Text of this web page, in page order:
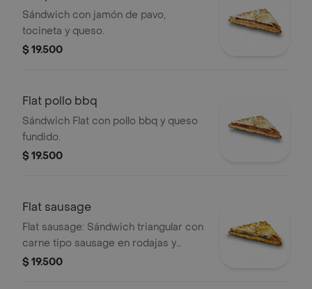
Sándwich con jamón de pavo,
tocineta y queso.
$ 19.500
Flat pollo bbq
Sándwich Flat con pollo bbq y queso
fundido.
$ 19.500
Flat sausage
Flat sausage: Sándwich triangular con
carne tipo sausage en rodajas y
queso fundido.
$ 19.500